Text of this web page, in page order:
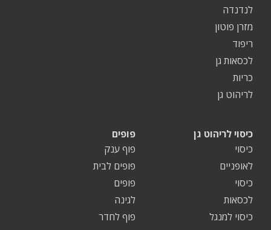
לנדנדה
מזרן פוטון
ריפוד
לכסאות גן
כריות
לריהוט גן
פופים
פוף ענק
פופים לבית
פופים
לגינה
פוף לחדר
כיסוי לריהוט גן
כיסוי
לאופניים
כיסוי
לכסאות
כיסוי למנגל